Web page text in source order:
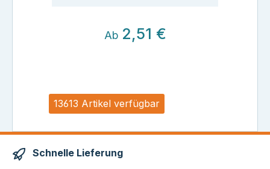
13613 Artikel verfügbar
Ab 2,51 €
Schnelle Lieferung